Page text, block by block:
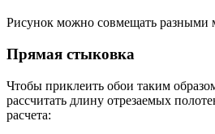
Рисунок можно совмещать разными
Прямая стыковка
Чтобы приклеить обои таким
рассчитать длину отрезаемых
расчета: